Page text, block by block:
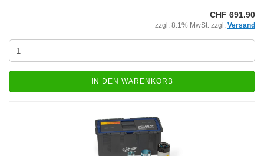
CHF 691.90
zzgl. 8.1% MwSt. zzgl. Versand
IN DEN WARENKORB